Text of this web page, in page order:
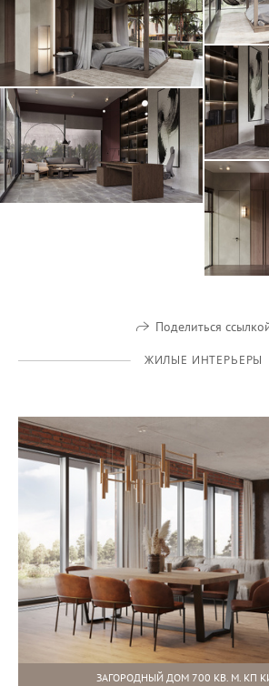
Поделиться
ЖИЛЫЕ ИНТЕРЬЕРЫ
ЗАГОРОДНЫЙ ДОМ 700 КВ. М. КП